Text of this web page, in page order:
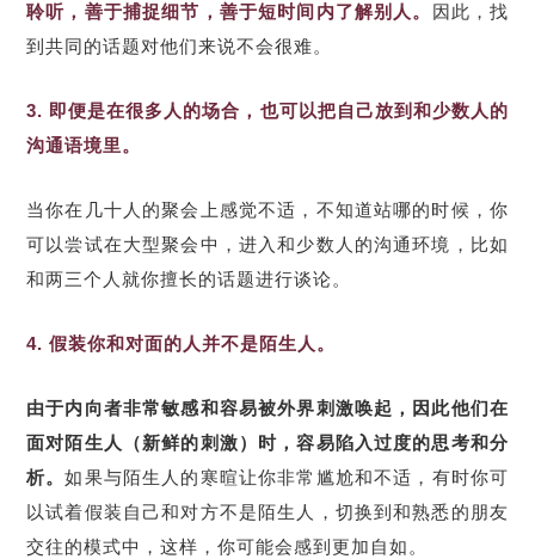
聆听，善于捕捉细节，善于短时间内了解别人。 因此，找
到共同的话题对他们来说不会很难。
3. 即便是在很多人的场合，也可以把自己放到和少数人的
沟通语境里。
当你在几十人的聚会上感觉不适，不知道站哪的时候，你
可以尝试在大型聚会中，进入和少数人的沟通环境，比如
和两三个人就你擅长的话题进行谈论。
4. 假装你和对面的人并不是陌生人。
由于内向者非常敏感和容易被外界刺激唤起，因此他们在
面对陌生人（新鲜的刺激）时，容易陷入过度的思考和分
析。如果与陌生人的寒暄让你非常尴尬和不适，有时你可
以试着假装自己和对方不是陌生人，切换到和熟悉的朋友
交往的模式中，这样，你可能会感到更加自如。